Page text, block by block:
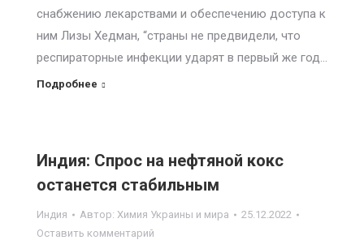
снабжению лекарствами и обеспечению доступа к
ним Лизы Хедман, “страны не предвидели, что
респираторные инфекции ударят в первый же год…
Подробнее
Индия: Спрос на нефтяной кокс
останется стабильным
Индия Автор: Химия Украины и мира
25.12.2022
Оставить комментарий